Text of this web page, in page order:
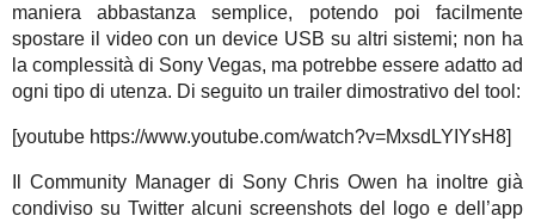
maniera abbastanza semplice, potendo poi facilmente
spostare il video con un device USB su altri sistemi; non ha
la complessità di Sony Vegas, ma potrebbe essere adatto ad
ogni tipo di utenza. Di seguito un trailer dimostrativo del tool:
[youtube https://www.youtube.com/watch?v=MxsdLYIYsH8]
Il Community Manager di Sony Chris Owen ha inoltre già
condiviso su Twitter alcuni screenshots del logo e dell’app